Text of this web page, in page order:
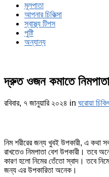
মূলপাতা
আপনার চিকিত্‍সা
স্বাস্থ্য টিপস
পুষ্টি
অন্যান্য
দ্রুত ওজন কমাতে নিমপাতা
রবিবার, ৭ জানুয়ারি ২০২৪ in ঘরোয়া
নিম শরীরের জন্য খুবই উপকারী, এ কথা
রাখতেও নিমপাতা বেশ উপকারী। তবে
কারণ হলো নিমের তেঁতো স্বাদ। তবে
জন্য এর উপকারিতা অনেক।